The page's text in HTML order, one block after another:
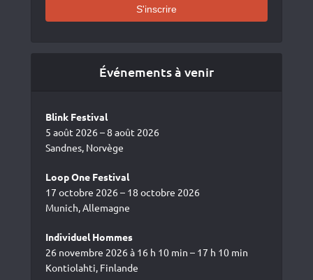
Événements à venir
Blink Festival
5 août 2026 – 8 août 2026
Sandnes, Norvège
Loop One Festival
17 octobre 2026 – 18 octobre 2026
Munich, Allemagne
Individuel Hommes
26 novembre 2026 à 16 h 10 min – 17 h 10 min
Kontiolahti, Finlande